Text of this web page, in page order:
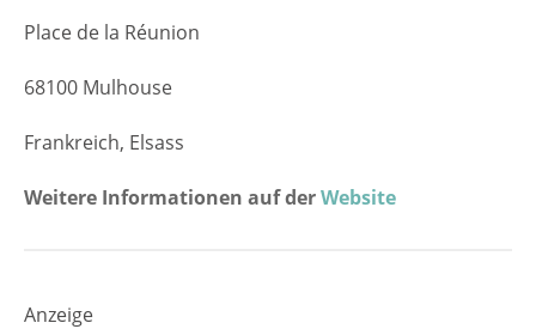
Place de la Réunion
68100 Mulhouse
Frankreich, Elsass
Weitere Informationen auf derWebsite
Anzeige